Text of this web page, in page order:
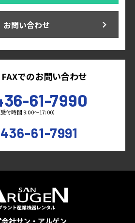
お問い合わせ
でのお問い合わせ
61-7990
受付時間 9:00～17:00）
61-7991
ラント産業機器レンタル
社サン・アルゲン